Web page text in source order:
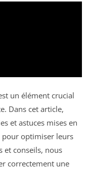
un élément crucial
Dans cet article,
et astuces mises en
optimiser leurs
et conseils, nous
correctement une